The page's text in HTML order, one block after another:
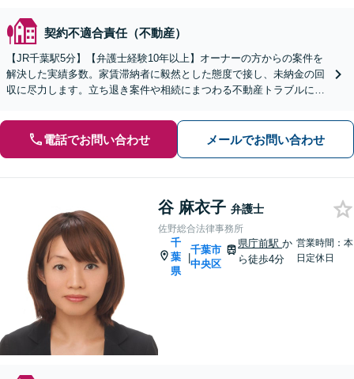
契約不適合責任（不動産）
【JR千葉駅5分】【弁護士経験10年以上】オーナーの方からの案件を
解決した実績多数。家賃滞納者に毅然とした態度で接し、未納金の回
収に尽力します。立ち退き案件や相続にまつわる不動産トラブルにも
電話でお問い合わせ メールでお問い合わせ
谷 麻衣子 弁護士
佐野総合法律事務所
千
葉
県
|
千葉市
中央区
県庁前駅か
ら徒歩4分
営業時間：本
日定休日